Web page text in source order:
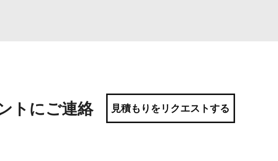
トにご連絡
見積もりをリクエストする